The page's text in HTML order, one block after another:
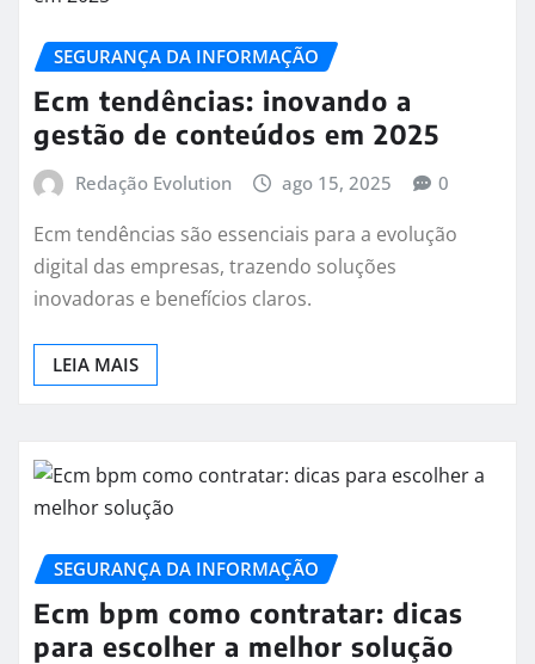
SEGURANÇA DA INFORMAÇÃO
Ecm tendências: inovando a
gestão de conteúdos em 2025
Redação Evolution ago 15, 2025 0
Ecm tendências são essenciais para a evolução
digital das empresas, trazendo soluções
inovadoras e benefícios claros.
LEIA MAIS
SEGURANÇA DA INFORMAÇÃO
Ecm bpm como contratar: dicas
para escolher a melhor solução